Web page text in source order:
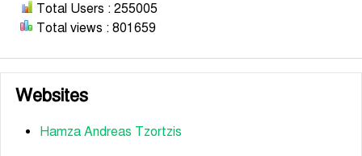
Total Users : 255005
Total views : 801659
Websites
Hamza Andreas Tzortzis